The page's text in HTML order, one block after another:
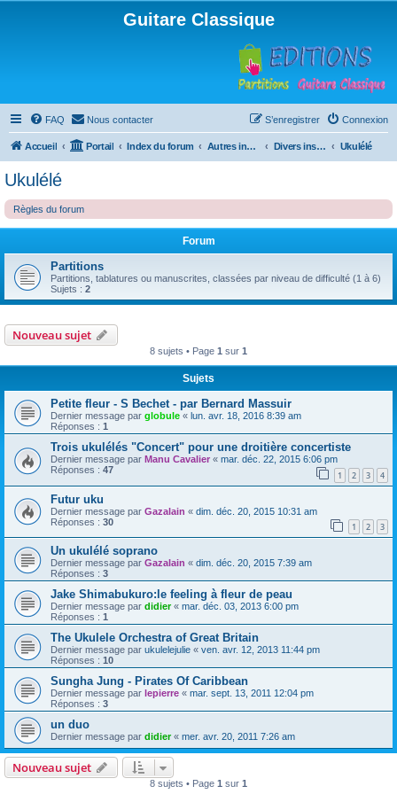
Guitare Classique
FAQ Nous contacter Connexion
S’enregistrer
Accueil Portail Index du forum Autres instruments à cordes pincées, ou styles Divers instruments Ukulélé
Ukulélé
Règles du forum
Forum
Partitions
Partitions, tablatures ou manuscrites, classées par niveau de difficulté (1 à 6)
Sujets : 2
Nouveau sujet
8 sujets • Page 1 sur 1
Sujets
Petite fleur - S Bechet - par Bernard Massuir
Dernier message par globule « lun. avr. 18, 2016 8:39 am
Réponses : 1
Trois ukulélés "Concert" pour une droitière concertiste
Dernier message par Manu Cavalier « mar. déc. 22, 2015 6:06 pm
Réponses : 47 1 2 3 4
Futur uku
Dernier message par Gazalain « dim. déc. 20, 2015 10:31 am
Réponses : 30 1 2 3
Un ukulélé soprano
Dernier message par Gazalain « dim. déc. 20, 2015 7:39 am
Réponses : 3
Jake Shimabukuro:le feeling à fleur de peau
Dernier message par didier« mar. déc. 03, 2013 6:00 pm
Réponses : 1
The Ukulele Orchestra of Great Britain
Dernier message par ukulelejulie « ven. avr. 12, 2013 11:44 pm
Réponses : 10
Sungha Jung - Pirates Of Caribbean
Dernier message par lepierre « mar. sept. 13, 2011 12:04 pm
Réponses : 3
un duo
Dernier message par didier« mer. avr. 20, 2011 7:26 am
Nouveau sujet
8 sujets • Page 1 sur 1